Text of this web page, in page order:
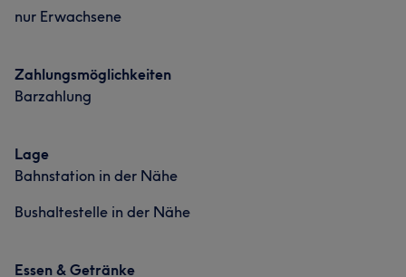
nur Erwachsene
Zahlungsmöglichkeiten
Barzahlung
Lage
Bahnstation in der Nähe
Bushaltestelle in der Nähe
Essen & Getränke